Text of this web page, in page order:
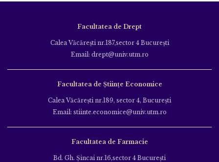
Facultatea de Drept
Calea Văcăreşti nr.187,sector 4 Bucureşti
Email: drept@univ.utm.ro
Facultatea de Științe Economice
Calea Văcăreşti nr.189, sector 4, Bucureşti
Email: stiinte.economice@univ.utm.ro
Facultatea de Farmacie
Bd. Gh. Şincai nr.16,sector 4 Bucureşti